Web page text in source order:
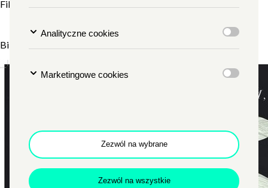
Film w języku hiszpańskim z polskimi napisami.
Bilety: 20 zł
Analityczne cookies
Marketingowe cookies
Zezwól na wybrane
Zezwól na wszystkie